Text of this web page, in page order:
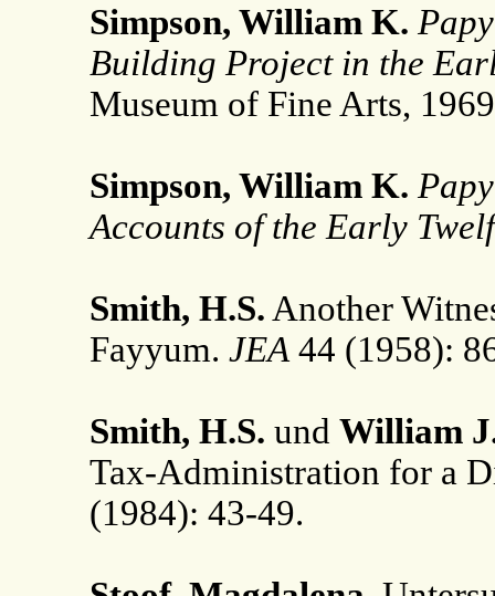
Simpson, William K.
Building Project in the
Museum of Fine Arts,
Simpson, William K.
Accounts of the Early
Smith, H.S. Another
Fayyum. JEA 44 (1958):
Smith, H.S. und William
Tax-Administration for a
(1984): 43-49.